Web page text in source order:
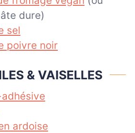
dure)
sel
poivre noir
& VAISELLES
ardoise